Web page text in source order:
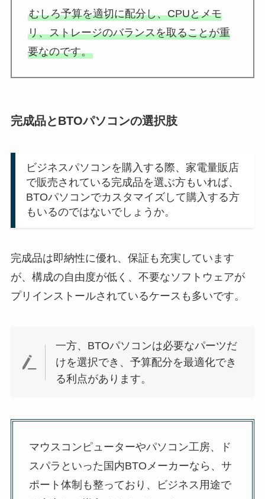
むしろ予算を適切に配分し、CPUとメモ
リ、ストレージのバランスを取ることが重
要なのです。
完成品とBTOパソコンの選択肢
ビジネスパソコンを購入する際、家電量販店
で販売されている完成品を選ぶ方もいれば、
BTOパソコンでカスタマイズして購入する方
もいるのではないでしょうか。
完成品は即納性に優れ、保証も充実しています
が、構成の自由度が低く、不要なソフトウェアが
プリインストールされているケースも多いです。
一方、BTOパソコンは必要なパーツだ
けを選択でき、予算配分を最適化でき
る利点があります。
マウスコンピューターやパソコン工房、ド
スパラといった国内BTOメーカーなら、サ
ポート体制も整っており、ビジネス用途で